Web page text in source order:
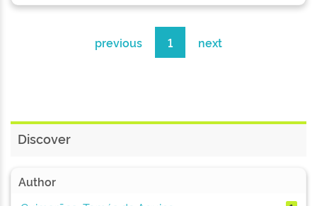
previous 1 next
Discover
Author